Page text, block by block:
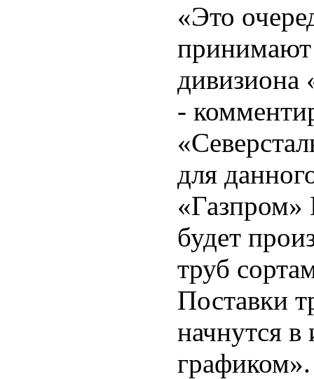
«Это
принимают
дивизиона
-
для
будет
труб
Поставки
начнутся в
графиком».